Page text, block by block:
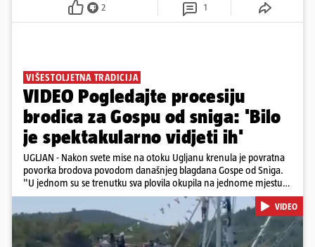
2 1
VIŠESTOLJETNA TRADICIJA
VIDEO Pogledajte procesiju
brodica za Gospu od sniga: 'Bilo
je spektakularno vidjeti ih'
UGLJAN - Nakon svete mise na otoku Ugljanu krenula je povratna
povorka brodova povodom današnjeg blagdana Gospe od Sniga.
"U jednom su se trenutku sva plovila okupila na jednome mjestu
te sinkronizirano kružila sljedećih deset minuta, što je izgledalo
spektakularno", kazala nam je čitateljica koja je snimila povorku.
Posebno atraktivan prizor bio je, kako je rekla, kada su se pojedini
sudionici popeli na vrhove brodova i mahali upaljenim bakljama.
VIDEO